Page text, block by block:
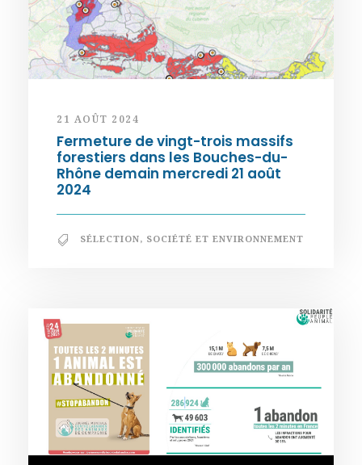
21 AOÛT 2024
Fermeture de vingt-trois massifs
forestiers dans les Bouches-du-
Rhône demain mercredi 21 août
2024
SÉLECTION, SOCIÉTÉ ET ENVIRONNEMENT